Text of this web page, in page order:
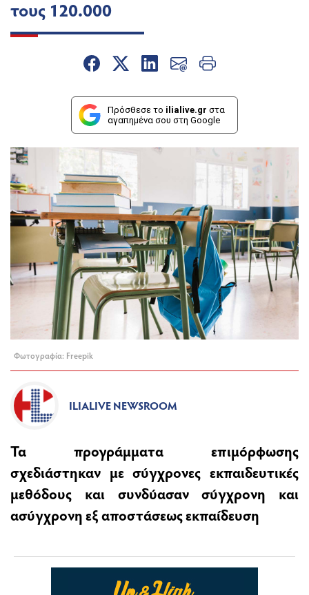
τους 120.000
Πρόσθεσε το ilialive.gr στα
αγαπημένα σου στη Google
Φωτογραφία: Freepik
ILIALIVE NEWSROOM
Τα προγράμματα επιμόρφωσης
σχεδιάστηκαν με σύγχρονες εκπαιδευτικές
μεθόδους και συνδύασαν σύγχρονη και
ασύγχρονη εξ αποστάσεως εκπαίδευση